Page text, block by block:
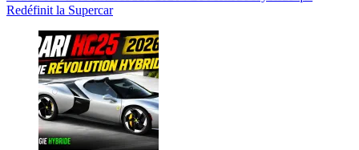
Redéfinit la Supercar